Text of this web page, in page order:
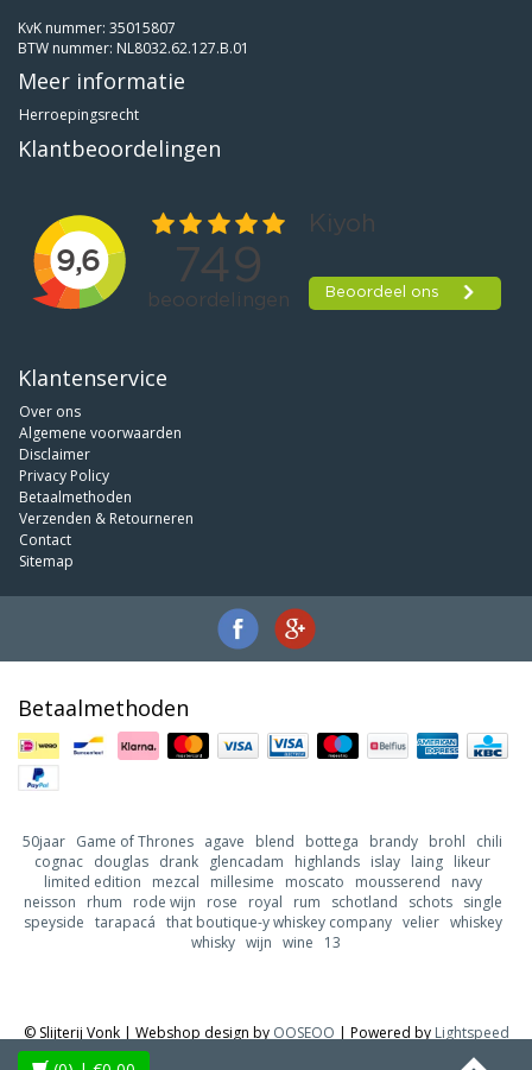
KvK nummer: 35015807
BTW nummer: NL8032.62.127.B.01
Meer informatie
Herroepingsrecht
Klantbeoordelingen
Klantenservice
Over ons
Algemene voorwaarden
Disclaimer
Privacy Policy
Betaalmethoden
Verzenden & Retourneren
Contact
Sitemap
Betaalmethoden
50jaar Game of Thrones agave blend bottega brandy brohl
chili
cognac douglas drank glencadam highlands islay laing likeur
limited edition
mezcal millesime moscato mousserend
navy
neisson
rhum rode wijn rose royal rum schotland schots
single
speyside tarapacá that boutique-y whiskey company velier whiskey
whisky wijn wine 13
© Slijterij Vonk | Webshop design by OOSEOO | Powered by Lightspeed